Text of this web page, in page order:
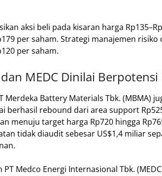
aksi beli pada kisaran harga
per saham. Strategi manajemen
per saham.
MEDC Dinilai
Merdeka Battery Materials Tbk. (MBMA)
berhasil rebound dari area support
menuju target harga Rp720 hingga
tidak diaudit sebesar US$1,4 miliar
Medco Energi Internasional Tbk.